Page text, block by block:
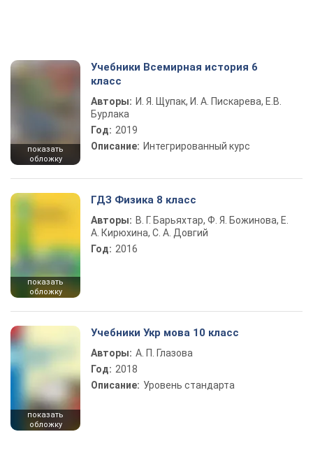
показать
обложку
Учебники Всемирная история 6
класс
Авторы: И. Я. Щупак, И. А. Пискарева, Е.В.
Бурлака
Год: 2019
Описание: Интегрированный курс
показать
обложку
ГДЗ Физика 8 класс
Авторы: В. Г. Барьяхтар, Ф. Я. Божинова, Е.
А. Кирюхина, С. А. Довгий
Год: 2016
показать
обложку
Учебники Укр мова 10 класс
Авторы: А. П. Глазова
Год: 2018
Описание: Уровень стандарта